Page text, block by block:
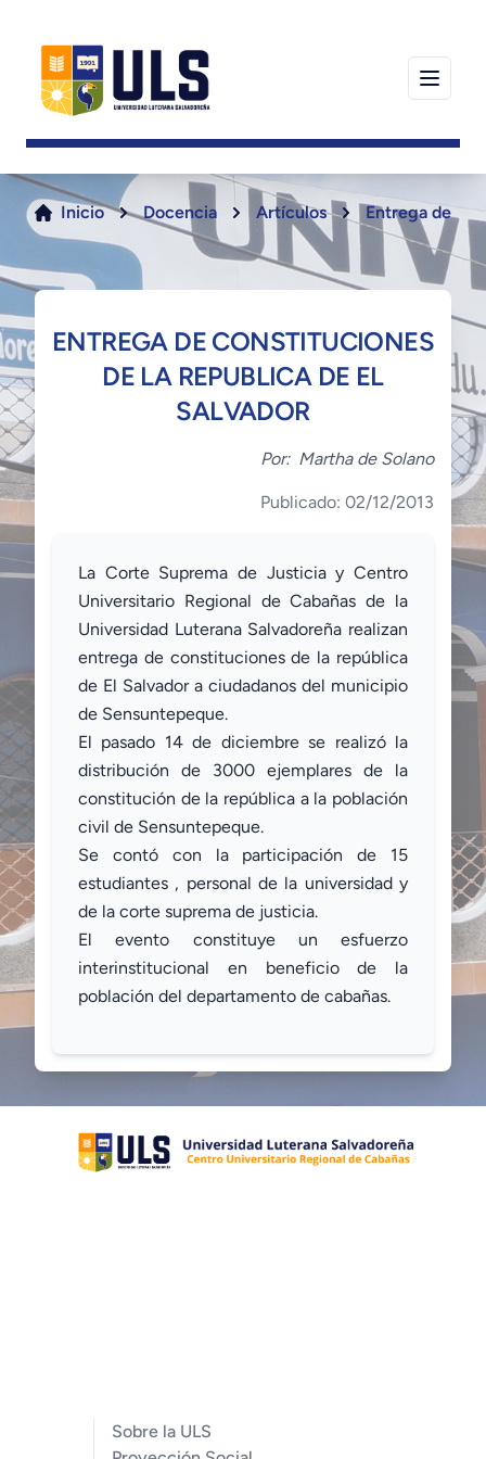
Inicio Docencia Artículos Entrega de
ENTREGA DE CONSTITUCIONES
DE LA REPUBLICA DE EL
SALVADOR
Por: Martha de Solano
Publicado: 02/12/2013
La Corte Suprema de Justicia y Centro
Universitario Regional de Cabañas de la
Universidad Luterana Salvadoreña realizan
entrega de constituciones de la república
de El Salvador a ciudadanos del municipio
de Sensuntepeque.
El pasado 14 de diciembre se realizó la
distribución de 3000 ejemplares de la
constitución de la república a la población
civil de Sensuntepeque.
Se contó con la participación de 15
estudiantes , personal de la universidad y
de la corte suprema de justicia.
El evento constituye un esfuerzo
interinstitucional en beneficio de la
población del departamento de cabañas.
Sobre la ULS